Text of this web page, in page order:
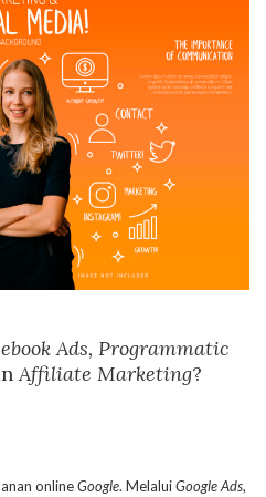
Ads, Programmatic
Affiliate Marketing?
onlineGoogle. MelaluiGoogle Ads,